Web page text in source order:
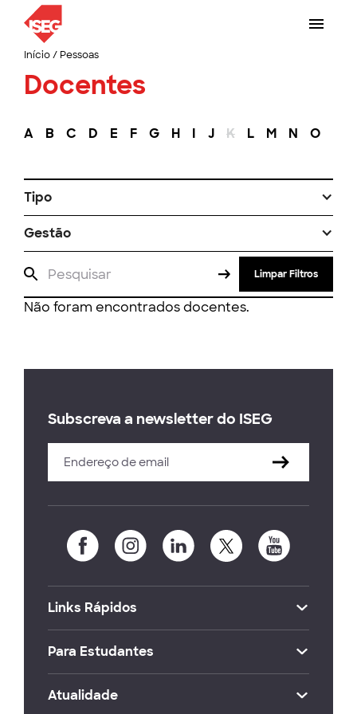
Início/ Pessoas
Docentes
A B C D E F G H I J K L M N O
Tipo
Gestão
Limpar Filtros
Não foram encontrados docentes.
Subscreva a newsletter do ISEG
Links Rápidos
Para Estudantes
Atualidade